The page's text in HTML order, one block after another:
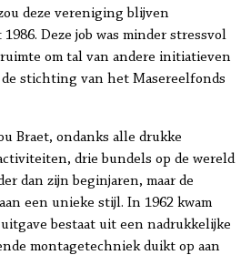
deze vereniging blijven
Deze job was minder stressvol
om tal van andere initiatieven
stichting van het Masereelfonds
Braet, ondanks alle drukke
drie bundels op de wereld
dan zijn beginjaren, maar de
een unieke stijl. In 1962 kwam
bestaat uit een nadrukkelijke
montagetechniek duikt op aan